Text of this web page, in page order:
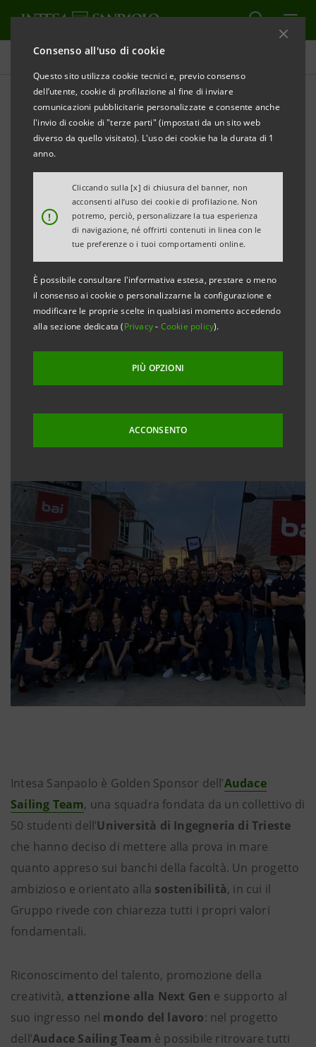
Consenso all'uso di cookie
Questo sito utilizza cookie tecnici e, previo consenso
dell’utente, cookie di profilazione al fine di inviare
comunicazioni pubblicitarie personalizzate e consente anche
l'invio di cookie di "terze parti" (impostati da un sito web
diverso da quello visitato). L'uso dei cookie ha la durata di 1
anno.
!
Cliccando sulla [x] di chiusura del banner, non
acconsenti all’uso dei cookie di profilazione. Non
potremo, perciò, personalizzare la tua esperienza
di navigazione, né offrirti contenuti in linea con le
tue preferenze o i tuoi comportamenti online.
È possibile consultare l'informativa estesa, prestare o meno
il consenso ai cookie o personalizzarne la configurazione e
modificare le proprie scelte in qualsiasi momento accedendo
alla sezione dedicata (Privacy- Cookie policy).
PIÙ OPZIONI
ACCONSENTO
Tutti i progetti
SPORT
Innovazione e design con
Audace Sailing Team
Intesa Sanpaolo è Golden Sponsor dell’Audace
Sailing Team, una squadra fondata da un collettivo di
50 studenti dell’Università di Ingegneria di Trieste
che hanno deciso di mettere alla prova in mare
quanto appreso sui banchi della facoltà. Un progetto
ambizioso e orientato alla sostenibilità, in cui il
Gruppo rivede con chiarezza tutti i propri valori
fondamentali.
Riconoscimento del talento, promozione della
creatività, attenzione alla Next Gen e supporto al
suo ingresso nel mondo del lavoro: nel progetto
dell’Audace Sailing Team è possibile ritrovare tutti